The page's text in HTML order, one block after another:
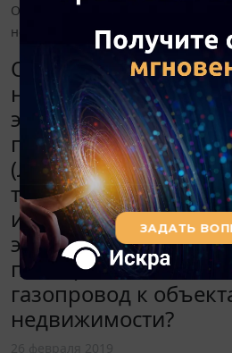
Относится ли межцеховой
недвижимости?
Относится ли к
недвижимости линия
электропередачи
проложенная под
(ЛЭП подключены к
трансформаторным
используются для
электроэнергией
печей)? Относится
газопровод к
недвижимости?